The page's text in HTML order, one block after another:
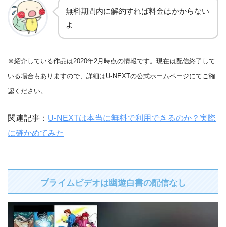
無料期間内に解約すれば料金はかからない
よ
※紹介している作品は2020年2月時点の情報です。現在は配信終了して
いる場合もありますので、詳細はU-NEXTの公式ホームページにてご確
認ください。
関連記事： U-NEXTは本当に無料で利用できるのか？実際
に確かめてみた
プライムビデオは幽遊白書の配信なし